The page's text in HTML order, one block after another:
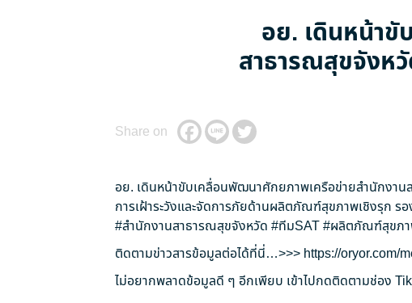
อย. เดินหน้า
สาธารณสุขจังห
Share on
อย. เดินหน้าขับเคลื่อนพัฒนาศักยภาพเครือข่ายสำนักงาน
การเฝ้าระวังและจัดการภัยด้านผลิตภัณฑ์สุขภาพเชิงรุก
#สำนักงานสาธารณสุขจังหวัด #ทีมSAT#ผลิตภัณฑ์สุขภ
ติดตามข่าวสารข้อมูลต่อได้ที่นี่…>>> https://oryor.com/
ไม่อยากพลาดข้อมูลดี ๆ อีกเพียบ เข้าไปกดติดตามช่อง